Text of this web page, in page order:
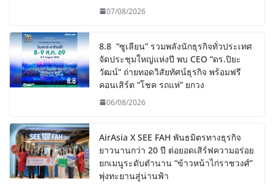
07/08/2026
8.8 “ซูเลียน” รวมพลังนักธุรกิจทั่วประเทศ
จัดประชุมใหญ่แห่งปี พบ CEO “ดร.ปิยะ
วัฒน์” ถ่ายทอดวิสัยทัศน์ธุรกิจ พร้อมฟรี
คอนเสิร์ต “โชค รถแห่” ยกวง
06/08/2026
AirAsia X SEE FAH พันธมิตรทางธุรกิจ
ยาวนานกว่า 20 ปี ต่อยอดเสิร์ฟความอร่อย
ยกเมนูระดับตำนาน “ข้าวหน้าไก่ราชวงศ์”
พุ่งทะยานสู่น่านฟ้า